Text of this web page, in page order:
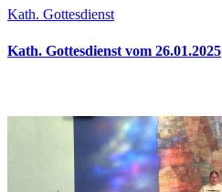
Kath. Gottesdienst
Kath. Gottesdienst vom 26.01.2025